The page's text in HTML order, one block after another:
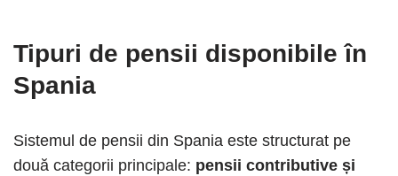
Tipuri de pensii disponibile în
Spania
Sistemul de pensii din Spania este structurat pe
două categorii principale: pensii contributive și